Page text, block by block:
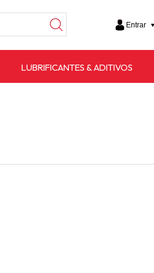
Entrar
LUBRIFICANTES & ADITIVOS